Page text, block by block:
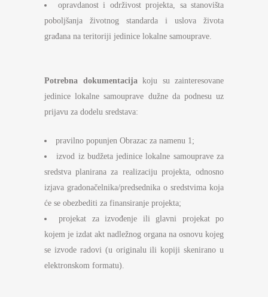
opravdanost i održivost projekta, sa stanovišta
poboljšanja životnog standarda i uslova života
građana na teritoriji jedinice lokalne samouprave.
Potrebna dokumentacijakoju su zainteresovane
jedinice lokalne samouprave dužne da podnesu uz
prijavu za dodelu sredstava:
pravilno popunjen Obrazac za namenu 1;
izvod iz budžeta jedinice lokalne samouprave za
sredstva planirana za realizaciju projekta, odnosno
izjava gradonačelnika/predsednika o sredstvima koja
će se obezbediti za finansiranje projekta;
projekat za izvođenje ili glavni projekat po
kojem je izdat akt nadležnog organa na osnovu kojeg
se izvode radovi (u originalu ili kopiji skenirano u
elektronskom formatu).